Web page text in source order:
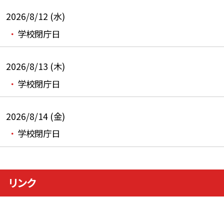
2026/8/12 (水)
学校閉庁日
2026/8/13 (木)
学校閉庁日
2026/8/14 (金)
学校閉庁日
リンク